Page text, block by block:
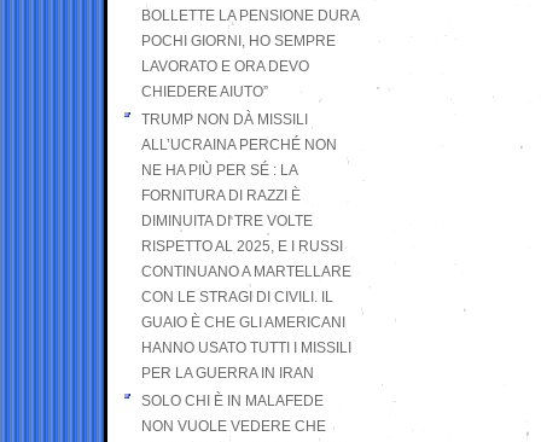
BOLLETTE LA PENSIONE DURA
POCHI GIORNI, HO SEMPRE
LAVORATO E ORA DEVO
CHIEDERE AIUTO”
TRUMP NON DÀ MISSILI
ALL’UCRAINA PERCHÉ NON
NE HA PIÙ PER SÉ : LA
FORNITURA DI RAZZI È
DIMINUITA DI TRE VOLTE
RISPETTO AL 2025, E I RUSSI
CONTINUANO A MARTELLARE
CON LE STRAGI DI CIVILI. IL
GUAIO È CHE GLI AMERICANI
HANNO USATO TUTTI I MISSILI
PER LA GUERRA IN IRAN
SOLO CHI È IN MALAFEDE
NON VUOLE VEDERE CHE